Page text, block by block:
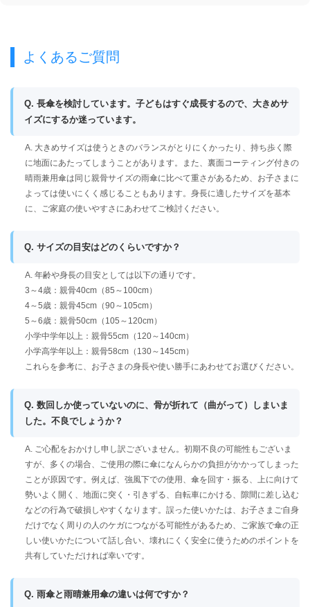
よくあるご質問
Q. 長傘を検討しています。子どもはすぐ成長するので、大きめサ
イズにするか迷っています。
A. 大きめサイズは使うときのバランスがとりにくかったり、持ち歩く際
に地面にあたってしまうことがあります。また、裏面コーティング付きの
晴雨兼用傘は同じ親骨サイズの雨傘に比べて重さがあるため、お子さまに
よっては使いにくく感じることもあります。身長に適したサイズを基本
に、ご家庭の使いやすさにあわせてご検討ください。
Q. サイズの目安はどのくらいですか？
A. 年齢や身長の目安としては以下の通りです。
3～4歳：親骨40cm（85～100cm）
4～5歳：親骨45cm（90～105cm）
5～6歳：親骨50cm（105～120cm）
小学中学年以上：親骨55cm（120～140cm）
小学高学年以上：親骨58cm（130～145cm）
これらを参考に、お子さまの身長や使い勝手にあわせてお選びください。
Q. 数回しか使っていないのに、骨が折れて（曲がって）しまいま
した。不良でしょうか？
A. ご心配をおかけし申し訳ございません。初期不良の可能性もございま
すが、多くの場合、ご使用の際に傘になんらかの負担がかかってしまった
ことが原因です。例えば、強風下での使用、傘を回す・振る、上に向けて
勢いよく開く、地面に突く・引きずる、自転車にかける、隙間に差し込む
などの行為で破損しやすくなります。誤った使いかたは、お子さまご自身
だけでなく周りの人のケガにつながる可能性があるため、ご家族で傘の正
しい使いかたについて話し合い、壊れにくく安全に使うためのポイントを
共有していただければ幸いです。
Q. 雨傘と雨晴兼用傘の違いは何ですか？